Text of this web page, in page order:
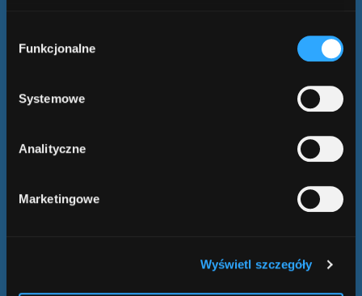
formy korzystania z plików cookies. Więcej:
Polityka
zgody
Funkcjonalne
Systemowe
Analityczne
Marketingowe
Wyświetl szczegóły
w mediach
02-673 Warszawa
KONTAKT